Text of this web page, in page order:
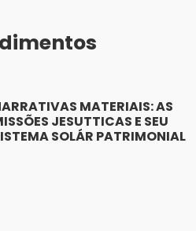
MATERIAIS: AS
JESUTTICAS E SEU
SOLÁR PATRIMONIAL